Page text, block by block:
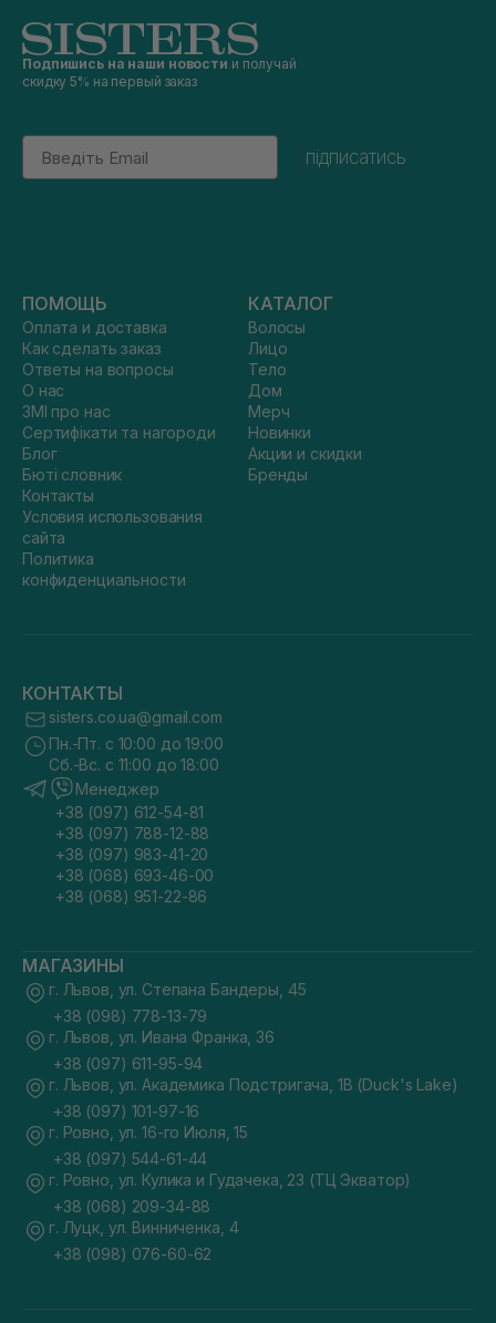
Подпишись на наши новости и получай
скидку 5% на первый заказ
Email
підписатись
ПОМОЩЬ
Оплата и доставка
Как сделать заказ
Ответы на вопросы
О нас
ЗМІ про нас
Сертифікати та нагороди
Блог
Бюті словник
Контакты
Условия использования
сайта
Политика
конфиденциальности
КАТАЛОГ
Волосы
Лицо
Тело
Дом
Мерч
Новинки
Акции и скидки
Бренды
КОНТАКТЫ
sisters.co.ua@gmail.com
Пн.-Пт. с 10:00 до 19:00
Сб.-Вс. с 11:00 до 18:00
Менеджер
+38 (097) 612-54-81
+38 (097) 788-12-88
+38 (097) 983-41-20
+38 (068) 693-46-00
+38 (068) 951-22-86
МАГАЗИНЫ
г. Львов, ул. Степана Бандеры, 45
+38 (098) 778-13-79
г. Львов, ул. Ивана Франка, 36
+38 (097) 611-95-94
г. Львов, ул. Академика Подстригача, 1В (Duck's Lake)
+38 (097) 101-97-16
г. Ровно, ул. 16-го Июля, 15
+38 (097) 544-61-44
г. Ровно, ул. Кулика и Гудачека, 23 (ТЦ Экватор)
+38 (068) 209-34-88
г. Луцк, ул. Винниченка, 4
+38 (098) 076-60-62